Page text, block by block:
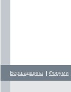
Бершадщина | Форуми